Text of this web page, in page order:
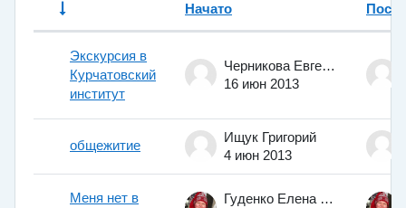
Список обсуждений. Показано 3
Статус
Начато
Экскурсия в
Курчатовский
институт
Черникова Евгения
16 июн 2013
общежитие
Ищук Григорий
4 июн 2013
Меня нет в
Гуденко Елена Викторовна